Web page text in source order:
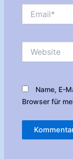
Name, E-
Browser für